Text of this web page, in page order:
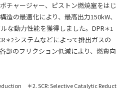
チャージャー、ピストン燃焼室をはじ
造の最適化により、最高出力150kW、
な動力性能を獲得しました。DPR＊1
＊2システムなどによって排出ガスの
部のフリクション低減により、燃費向
＊2. SCR: Selective Catalytic Reduct